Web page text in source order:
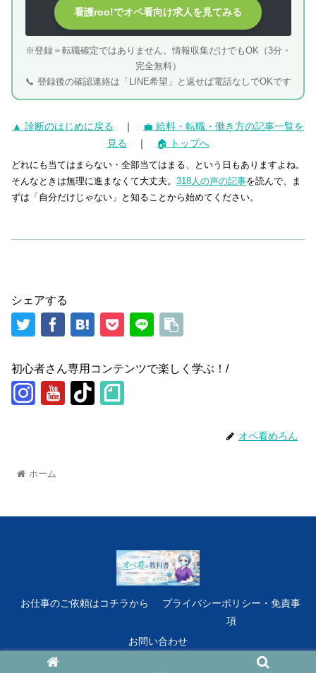
看護roo!でオペ看向け求人を見てみる
※登録＝転職確定ではありません。情報収集だけでもOK（3分・
完全無料）
📞 登録後の確認連絡は「LINE希望」と返せば電話なしでOKです
▲ 診断のはじめに戻る
💼 給料・転職・働き方の記事一覧を
見る
🏠 トップへ
どれにも当てはまらない・全部当てはまる、という日もありますよね。
そんなときは無理に進まなくて大丈夫。 318人の声の記事を読んで、ま
ずは「自分だけじゃない」と知ることから始めてください。
シェアする
初心者さん専用コンテンツで楽しく学ぶ！/
オペ看めろん
ホーム
お仕事のご依頼はコチラから
プライバシーポリシー・免責事
項
お問い合わせ